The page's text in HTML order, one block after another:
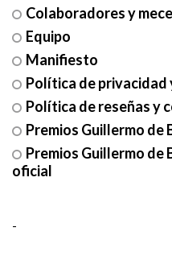
Colaboradores y
Equipo
Manifiesto
Política de privacidad
Política de reseñas y
Premios Guillermo de
Premios Guillermo de
oficial
-